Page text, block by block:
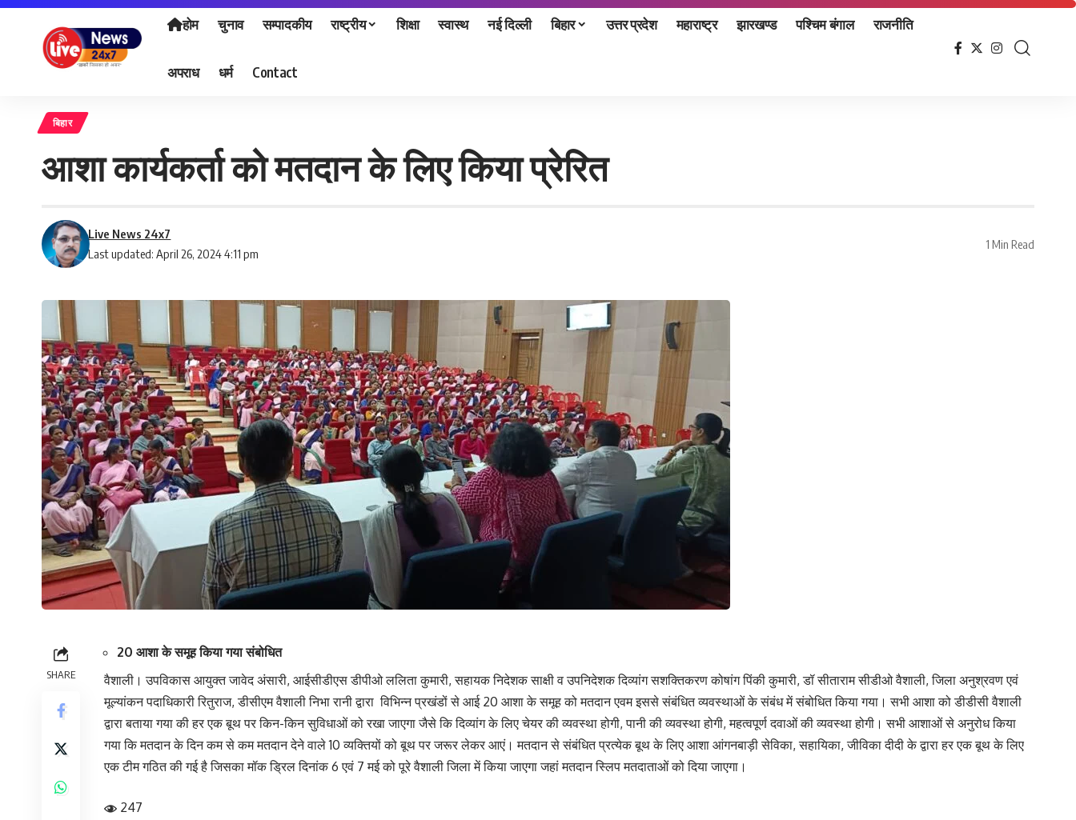
होम चुनाव सम्पादकीय राष्ट्रीय शिक्षा स्वास्थ नई दिल्ली बिहार उत्तर प्रदेश महाराष्ट्र झारखण्ड पश्चिम बंगाल राजनीति
अपराध धर्म Contact
बिहार
आशा कार्यकर्ता को मतदान के लिए किया प्रेरित
Last updated: April 26, 2024 4:11 pm
Live News 24x7
1 Min Read
SHARE
20 आशा के समूह किया गया संबोधित
वैशाली। उपविकास आयुक्त जावेद अंसारी, आईसीडीएस डीपीओ ललिता कुमारी, सहायक निदेशक साक्षी व उपनिदेशक दिव्यांग सशक्तिकरण कोषांग पिंकी कुमारी, डॉ सीताराम सीडीओ वैशाली, जिला अनुश्रवण एवं
मूल्यांकन पदाधिकारी रितुराज, डीसीएम वैशाली निभा रानी द्वारा विभिन्न प्रखंडों से आई 20 आशा के समूह को मतदान एवम इससे संबंधित व्यवस्थाओं के संबंध में संबोधित किया गया। सभी आशा को डीडीसी वैशाली
द्वारा बताया गया की हर एक बूथ पर किन-किन सुविधाओं को रखा जाएगा जैसे कि दिव्यांग के लिए चेयर की व्यवस्था होगी, पानी की व्यवस्था होगी, महत्वपूर्ण दवाओं की व्यवस्था होगी। सभी आशाओं से अनुरोध किया
गया कि मतदान के दिन कम से कम मतदान देने वाले 10 व्यक्तियों को बूथ पर जरूर लेकर आएं। मतदान से संबंधित प्रत्येक बूथ के लिए आशा आंगनबाड़ी सेविका, सहायिका, जीविका दीदी के द्वारा हर एक बूथ के लिए
एक टीम गठित की गई है जिसका मॉक ड्रिल दिनांक 6 एवं 7 मई को पूरे वैशाली जिला में किया जाएगा जहां मतदान स्लिप मतदाताओं को दिया जाएगा।
247